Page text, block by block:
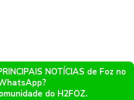
NOTÍCIAS de Foz no
do H2FOZ.